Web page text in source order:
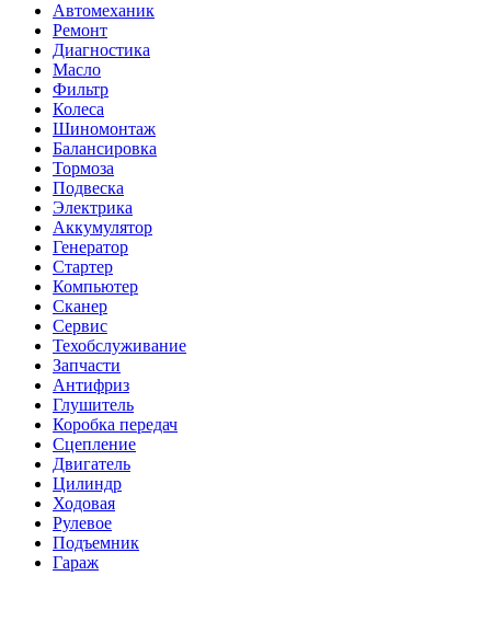
Автомеханик
Ремонт
Диагностика
Масло
Фильтр
Колеса
Шиномонтаж
Балансировка
Тормоза
Подвеска
Электрика
Аккумулятор
Генератор
Стартер
Компьютер
Сканер
Сервис
Техобслуживание
Запчасти
Антифриз
Глушитель
Коробка передач
Сцепление
Двигатель
Цилиндр
Ходовая
Рулевое
Подъемник
Гараж